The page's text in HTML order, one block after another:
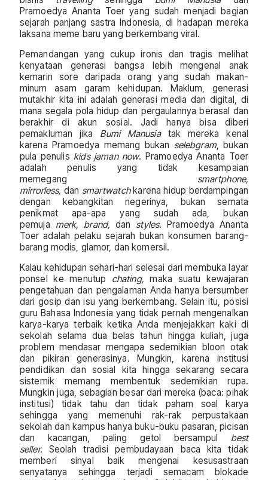
Pramoedya Ananta Toer yang sudah menjadi bagian
sejarah panjang sastra Indonesia, di hadapan mereka
laksana meme baru yang berkembang viral.
Pemandangan yang cukup ironis dan tragis melihat
kenyataan generasi bangsa lebih mengenal anak
kemarin sore daripada orang yang sudah makan-
minum asam garam kehidupan. Maklum, generasi
mutakhir kita ini adalah generasi media dan digital, di
mana segala pola hidup dan pergaulannya berasal dan
berakhir di akun sosial. Jadi hanya bisa diberi
pemakluman jika Bumi Manusiatak mereka kenal
karena Pramoedya memang bukan selebgram, bukan
pula penulis kids jaman now. Pramoedya Ananta Toer
adalah penulis yang tidak kesampaian
memegang smartphone,
mirrorless, dan smartwatchkarena hidup berdampingan
dengan kebangkitan negerinya, bukan semata
penikmat apa-apa yang sudah ada, bukan
pemuja merk, brand, dan styles.Pramoedya Ananta
Toer adalah pelaku sejarah bukan konsumen barang-
barang modis, glamor, dan komersil.
Kalau kehidupan sehari-hari selesai dari membuka layar
ponsel ke menutup chating,maka suatu kewajaran
pengetahuan dan pengalaman Anda hanya bersumber
dari gosip dan isu yang berkembang. Selain itu, posisi
guru Bahasa Indonesia yang tidak pernah mengenalkan
karya-karya terbaik ketika Anda menjejakkan kaki di
sekolah selama dua belas tahun hingga kuliah, juga
problem mendasar mengapa sedemikian bloon otak
dan pikiran generasinya. Mungkin, karena institusi
pendidikan dan sosial kita hingga sekarang secara
sistemik memang membentuk sedemikian rupa.
Mungkin juga, sebagian besar dari mereka (baca: pihak
institusi) tidak tahu dan tidak paham soal karya
sehingga yang memenuhi rak-rak perpustakaan
sekolah dan kampus hanya buku-buku pasaran, picisan
dan kacangan, paling getol bersampul best
seller. Seolah tradisi pembudayaan baca kita tidak
memberi sinyal baik mengenai kesusastraan
senyatanya sehingga terjadi semacam blokade